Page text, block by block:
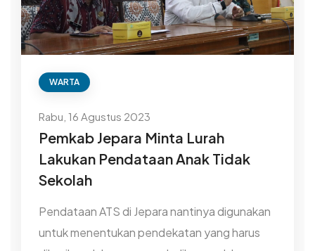
WARTA
Rabu, 16 Agustus 2023
Pemkab Jepara Minta Lurah
Lakukan Pendataan Anak Tidak
Sekolah
Pendataan ATS di Jepara nantinya digunakan
untuk menentukan pendekatan yang harus